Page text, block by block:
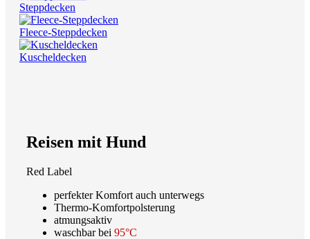
Steppdecken
Fleece-Steppdecken
Kuscheldecken
Reisen mit Hund
Red Label
perfekter Komfort auch unterwegs
Thermo-Komfortpolsterung
atmungsaktiv
waschbar bei 95°C